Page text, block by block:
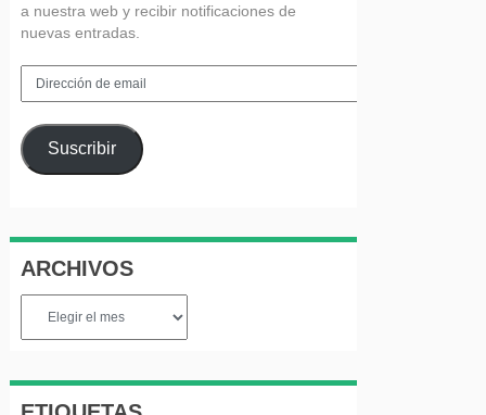
a nuestra web y recibir notificaciones de
nuevas entradas.
Dirección
Suscribir
ARCHIVOS